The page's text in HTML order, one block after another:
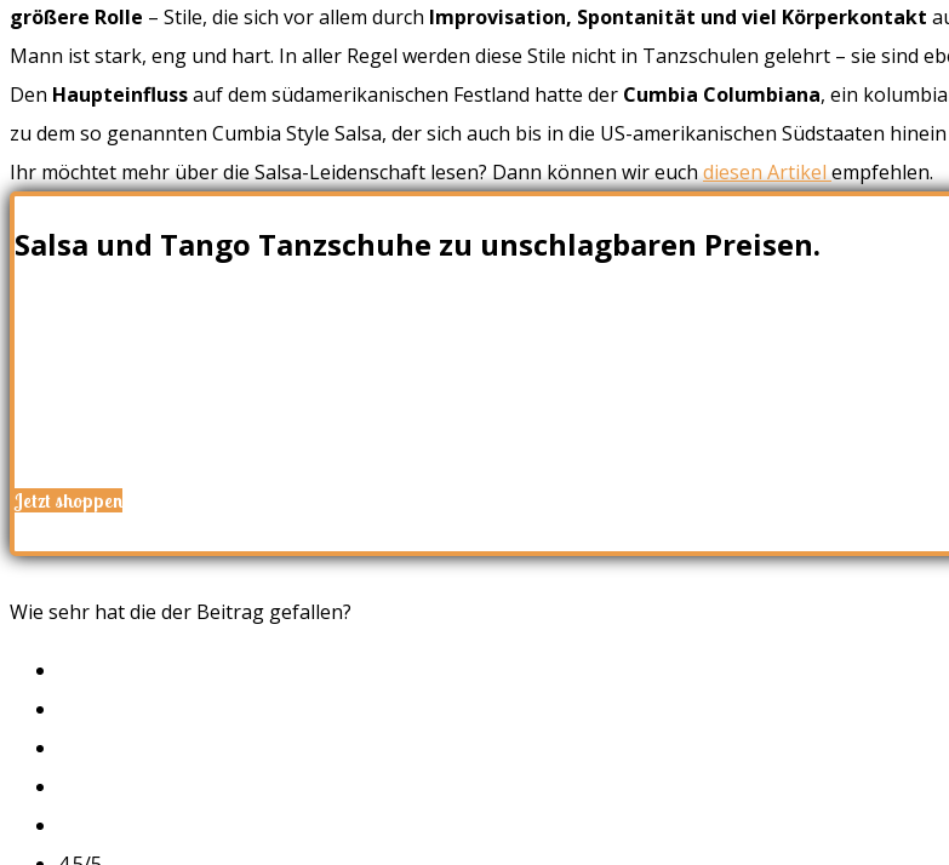
größere Rolle – Stile, die sich vor allem durch Improvisation, Spontanität und viel Körperkontakt
Mann ist stark, eng und hart. In aller Regel werden diese Stile nicht in Tanzschulen gelehrt – sie sind
Den Haupteinflussauf dem südamerikanischen Festland hatte der Cumbia Columbiana, ein
zu dem so genannten Cumbia Style Salsa, der sich auch bis in die US-amerikanischen Südstaaten
Ihr möchtet mehr über die Salsa-Leidenschaft lesen? Dann können wir euchdiesen Artikelempfehlen.
Salsa und Tango Tanzschuhe zu unschlagbaren Preisen.
Jetzt shoppen
Wie sehr hat die der Beitrag gefallen?